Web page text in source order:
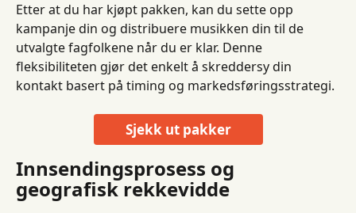
Etter at du har kjøpt pakken, kan du sette opp
kampanje din og distribuere musikken din til de
utvalgte fagfolkene når du er klar. Denne
fleksibiliteten gjør det enkelt å skreddersy din
kontakt basert på timing og markedsføringsstrategi.
Sjekk ut pakker
Innsendingsprosess og
geografisk rekkevidde